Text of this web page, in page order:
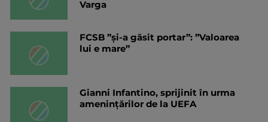
Varga
FCSB ”și-a găsit portar”: ”Valoarea
lui e mare”
Gianni Infantino, sprijinit în urma
amenințărilor de la UEFA